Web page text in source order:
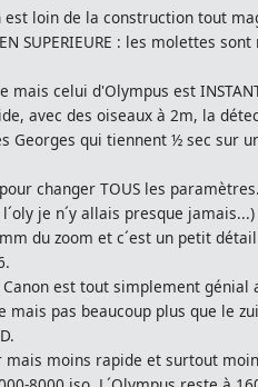
est loin de la construction tout
SUPERIEURE : les molettes
mais celui d'Olympus est
avec des oiseaux à 2m, la
Georges qui tiennent ½ sec
changer TOUS les
je n´y allais presque jamais...)
du zoom et c´est un petit
est tout simplement
mais pas beaucoup plus que le
mais moins rapide et surtout